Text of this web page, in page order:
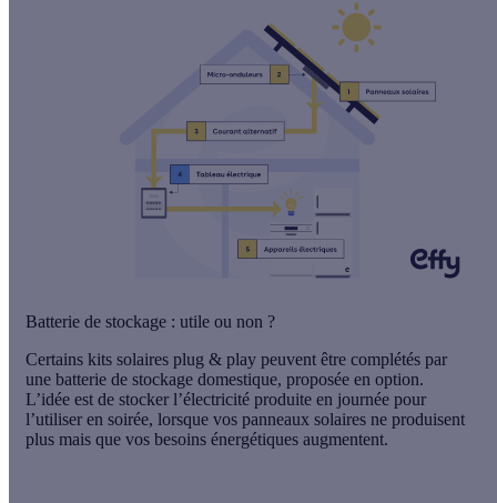
Batterie de stockage : utile ou non ?
Certains kits solaires plug & play peuvent être complétés par
une batterie de stockage domestique, proposée en option.
L’idée est de stocker l’électricité produite en journée pour
l’utiliser en soirée, lorsque vos panneaux solaires ne produisent
plus mais que vos besoins énergétiques augmentent.